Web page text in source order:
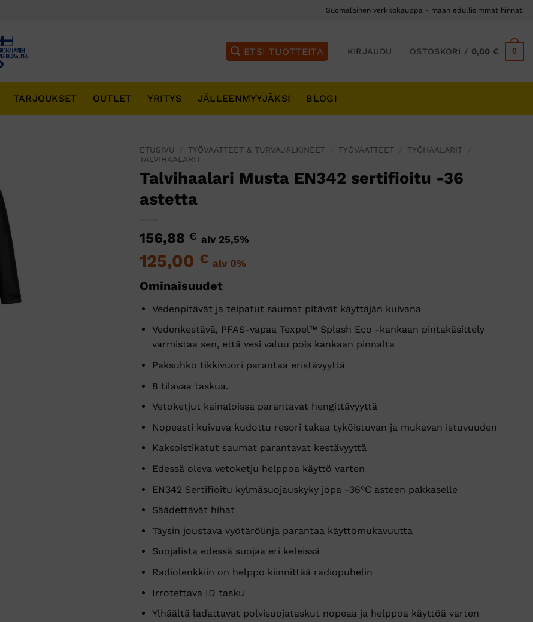
Suomalainen verkkokauppa - maan edullisimmat hinnat!
KIRJAUDU OSTOSKORI / 0,00€ 0
TARJOUKSET OUTLET YRITYS JÄLLEENMYYJÄKSI BLOGI
ETUSIVU TYÖVAATTEET & TURVAJALKINEET TYÖVAATTEET TYÖHAALARIT
TALVIHAALARIT
Talvihaalari Musta EN342 sertifioitu -36
astetta
156,88 € alv 25,5%
125,00 € alv 0%
Ominaisuudet
Vedenpitävät ja teipatut saumat pitävät käyttäjän kuivana
Vedenkestävä, PFAS-vapaa Texpel™ Splash Eco -kankaan pintakäsittely
varmistaa sen, että vesi valuu pois kankaan pinnalta
Paksuhko tikkivuori parantaa eristävyyttä
8 tilavaa taskua.
Vetoketjut kainaloissa parantavat hengittävyyttä
Nopeasti kuivuva kudottu resori takaa tyköistuvan ja mukavan istuvuuden
Kaksoistikatut saumat parantavat kestävyyttä
Edessä oleva vetoketju helppoa käyttö varten
EN342 Sertifioitu kylmäsuojauskyky jopa -36°C asteen pakkaselle
Säädettävät hihat
Täysin joustava vyötärölinja parantaa käyttömukavuutta
Suojalista edessä suojaa eri keleissä
Radiolenkkiin on helppo kiinnittää radiopuhelin
Irrotettava ID tasku
Ylhäältä ladattavat polvisuojataskut nopeaa ja helppoa käyttöä varten